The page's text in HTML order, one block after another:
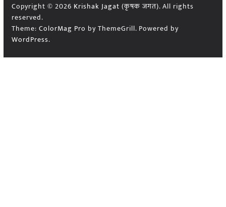
Copyright © 2026 Krishak Jagat (कृषक जगत). All rights
reserved.
Theme: ColorMag Pro by ThemeGrill. Powered by
WordPress.